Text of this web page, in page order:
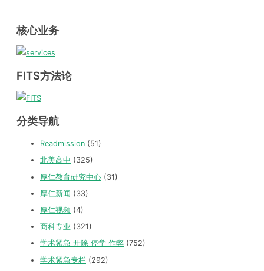
核心业务
FITS方法论
分类导航
Readmission (51)
北美高中 (325)
厚仁教育研究中心 (31)
厚仁新闻 (33)
厚仁视频 (4)
商科专业 (321)
学术紧急 开除 停学 作弊 (752)
学术紧急专栏 (292)